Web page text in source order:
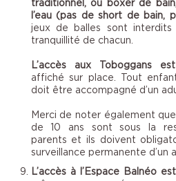
traditionnel, ou boxer de
l’eau (pas de short de bain,
jeux de balles sont
tranquillité de chacun.
L’accès aux Toboggans
affiché sur place. Tout
doit être accompagné d’un
Merci de noter également
de 10 ans sont sous la
parents et ils doivent
surveillance permanente d’un
L’accès à l’Espace Balnéo